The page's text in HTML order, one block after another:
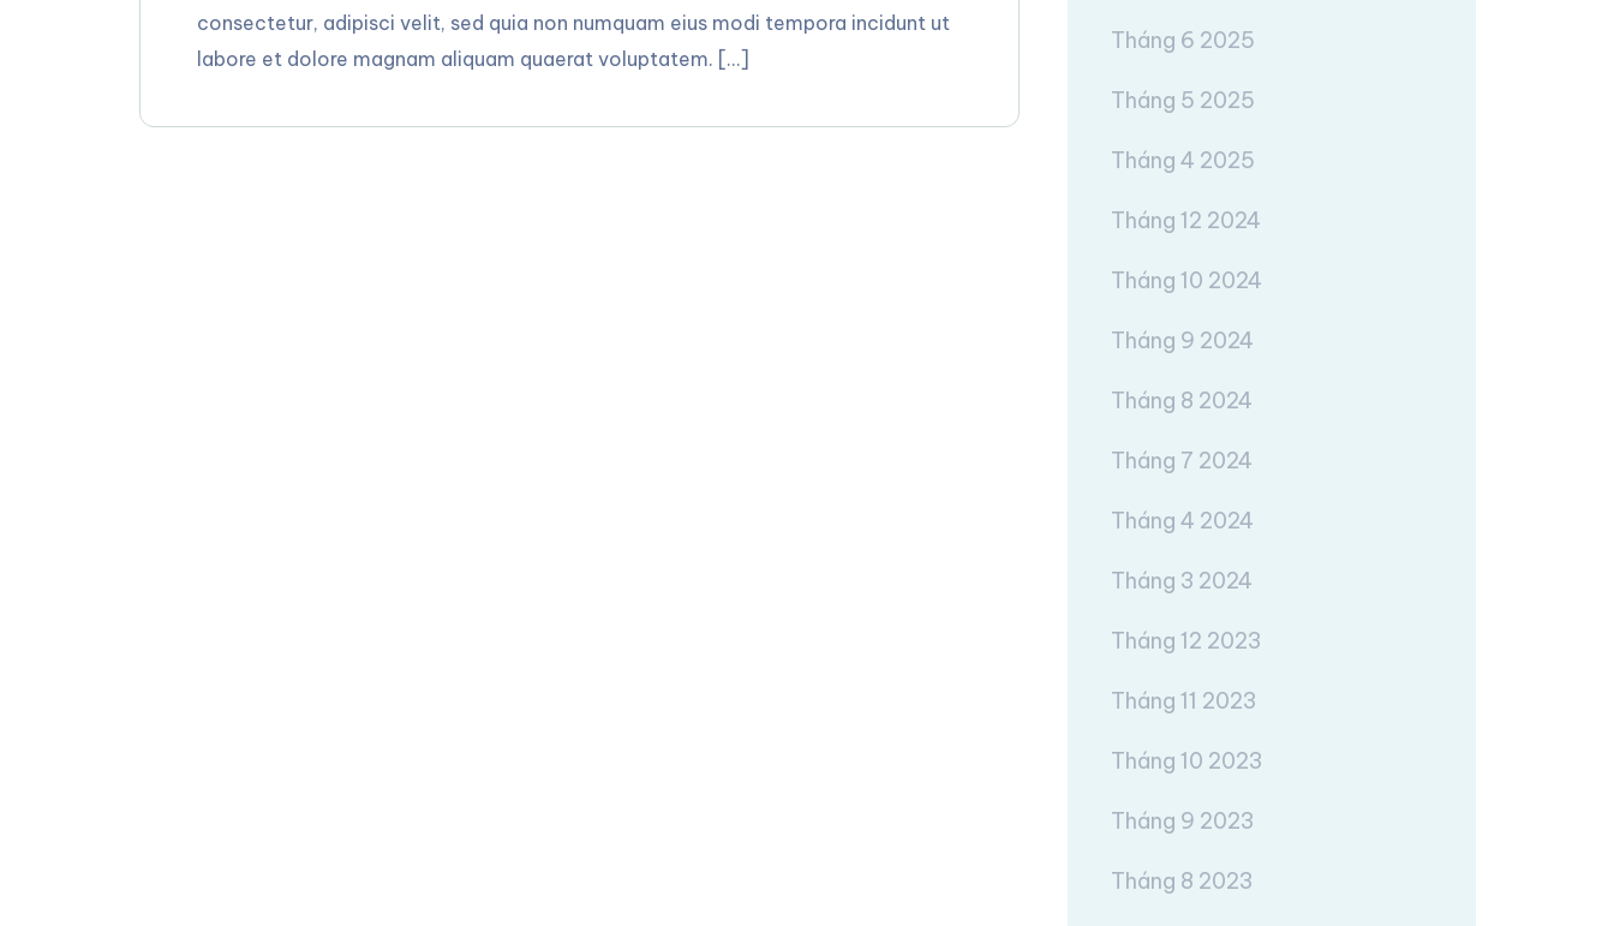
consectetur, adipisci velit, sed quia non numquam eius modi tempora incidunt ut
labore et dolore magnam aliquam quaerat voluptatem. […]
Tháng 6 2025
Tháng 5 2025
Tháng 4 2025
Tháng 12 2024
Tháng 10 2024
Tháng 9 2024
Tháng 8 2024
Tháng 7 2024
Tháng 4 2024
Tháng 3 2024
Tháng 12 2023
Tháng 11 2023
Tháng 10 2023
Tháng 9 2023
Tháng 8 2023